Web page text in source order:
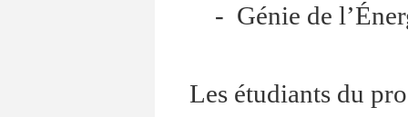
- Génie de
Les étudiants du